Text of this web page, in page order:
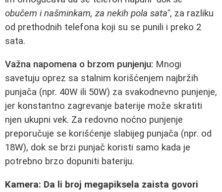
obučem i našminkam, za nekih pola sata", za razliku
od prethodnih telefona koji su se punili i preko 2
sata.
Važna napomena o brzom punjenju: Mnogi
savetuju oprez sa stalnim korišćenjem najbržih
punjača (npr. 40W ili 50W) za svakodnevno punjenje,
jer konstantno zagrevanje baterije može skratiti
njen ukupni vek. Za redovno noćno punjenje
preporučuje se korišćenje slabijeg punjača (npr. od
18W), dok se brzi punjač koristi samo kada je
potrebno brzo dopuniti bateriju.
Kamera: Da li broj megapiksela zaista govori